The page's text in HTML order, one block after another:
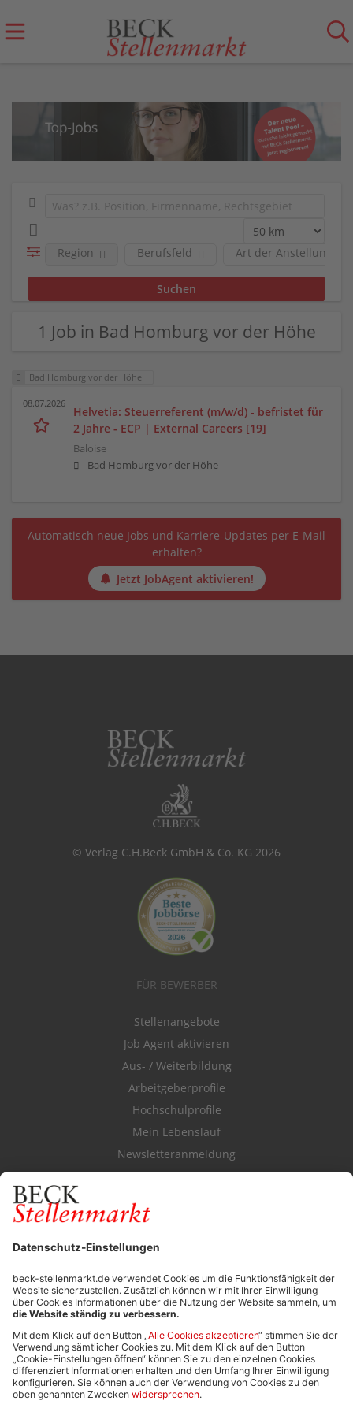
Berufsfeld
Region Art der Anstellung
1 Job in Bad Homburg vor der Höhe
Bad Homburg vor der Höhe
08.07.2026
Helvetia: Steuerreferent (m/w/d) - befristet für
2 Jahre - ECP | External Careers [19]
Baloise
Bad Homburg vor der Höhe
Automatisch neue Jobs und Karriere-Updates per E-Mail
erhalten?
Jetzt JobAgent aktivieren!
© Verlag C.H.Beck GmbH & Co. KG 2026
FÜR BEWERBER
Stellenangebote
Job Agent aktivieren
Aus- / Weiterbildung
Arbeitgeberprofile
Hochschulprofile
Mein Lebenslauf
Newsletteranmeldung
Durchsuchen Sie den Stellenkatalog
FÜR ARBEITGEBER
Stellenmarktpreise
Anzeigen-AGB
Media-Daten
Newsletteranmeldung
Produktübersicht
ALLGEMEIN